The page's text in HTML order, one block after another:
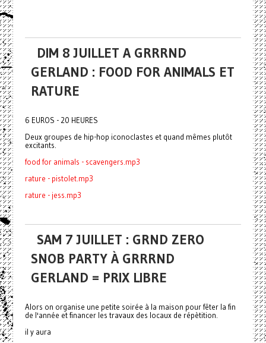
DIM 8 JUILLET A GRRRND
GERLAND : FOOD FOR ANIMALS ET
RATURE
6 EUROS - 20 HEURES
Deux groupes de hip-hop iconoclastes et quand mêmes plutôt
excitants.
food for animals - scavengers.mp3
rature - pistolet.mp3
rature - jess.mp3
SAM 7 JUILLET : GRND ZERO
SNOB PARTY À GRRRND
GERLAND = PRIX LIBRE
Alors on organise une petite soirée à la maison pour fêter la fin
de l'année et financer les travaux des locaux de répètition.
il y aura